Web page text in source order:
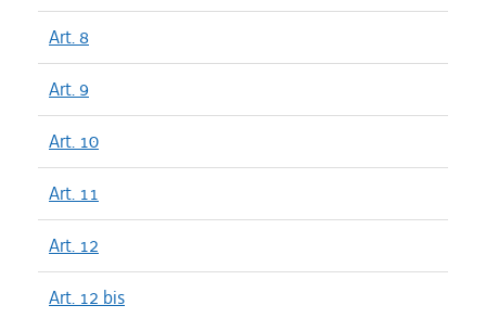
Art. 8
Art. 9
Art. 10
Art. 11
Art. 12
Art. 12 bis